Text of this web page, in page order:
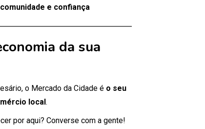
e confiança
da sua
o Mercado da Cidade é o seu
local.
por aqui? Converse com a gente!